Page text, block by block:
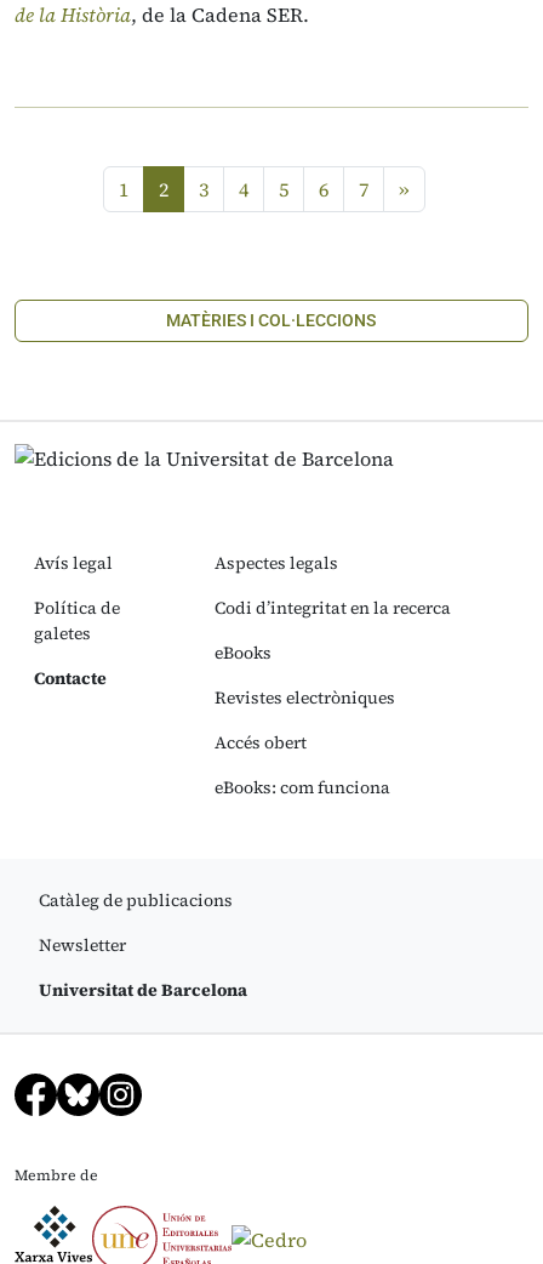
MATÈRIES I COL·LECCIONS
de la Història, de la Cadena SER.
1 2 3 4 5 6 7 »
Avís legal
Política de
galetes
Contacte
Aspectes legals
Codi d’integritat en la recerca
eBooks
Revistes electròniques
Accés obert
eBooks: com funciona
Catàleg de publicacions
Newsletter
Universitat de Barcelona
Membre de